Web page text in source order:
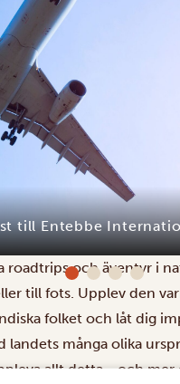
Karibu Guesthouse
till Entebbe International
mångfacetterade
med spännande gorilla-
fantastiska
roadtrips och äventyr i
till fots. Upplev den
folket och låt dig
landets många olika
allt detta - och mer